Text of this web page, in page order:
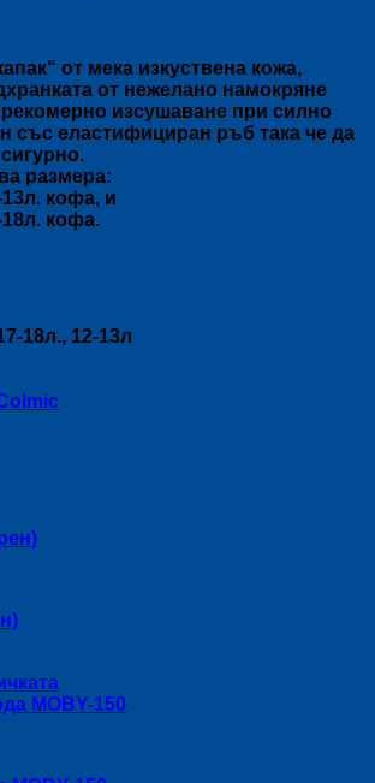
от мека изкуствена кожа,
от нежелано намокряне
изсушаване при силно
със еластифициран ръб така че да
размера:
кофа, и
18л. кофа.
18л., 12-13л